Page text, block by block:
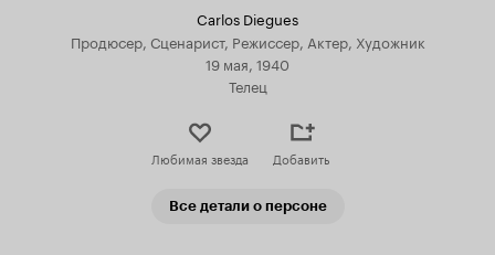
Carlos Diegues
Продюсер, Сценарист, Режиссер, Актер, Художник
19 мая, 1940
Телец
Любимая звезда Добавить
Все детали о персоне